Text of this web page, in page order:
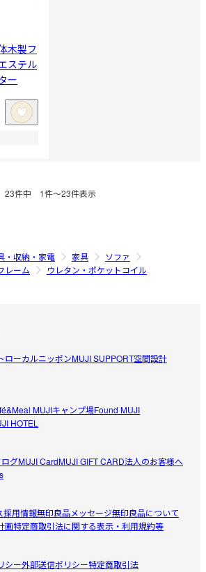
木製フ
ステル
ー
23件中 1件〜23件表示
・収納・家電 家具
ソファ
レーム
ウレタン・ポケットコイル
ローカルニッポンMUJI SUPPORT空間設計
MUJIキャンプ場Found MUJI
HOTEL
グMUJI CardMUJI GIFT CARD法人のお客様へ
採用情報無印良品メッセージ無印良品について
画特定商取引法に関する表示・利用規約等
シー外部送信ポリシー特定商取引法